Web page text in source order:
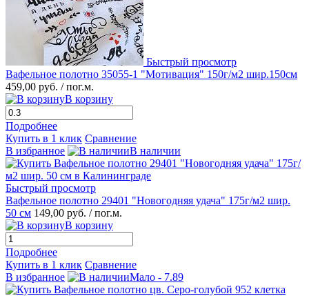
Быстрый просмотр
Вафельное полотно 35055-1 "Мотивация" 150г/м2 шир.150см
459,00 руб. / пог.м.
В корзину
Подробнее
Купить в 1 клик Сравнение
В избранное
В наличии
Быстрый просмотр
Вафельное полотно 29401 "Новогодняя удача" 175г/м2 шир.
50 см 149,00 руб. / пог.м.
В корзину
Подробнее
Купить в 1 клик Сравнение
В избранное
Мало - 7.89